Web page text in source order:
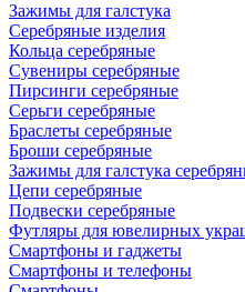
Зажимы для галстука
Серебряные изделия
Кольца серебряные
Сувениры серебряные
Пирсинги серебряные
Серьги серебряные
Браслеты серебряные
Броши серебряные
Зажимы для галстука
Цепи серебряные
Подвески серебряные
Футляры для ювелирных
Смартфоны и гаджеты
Смартфоны и телефоны